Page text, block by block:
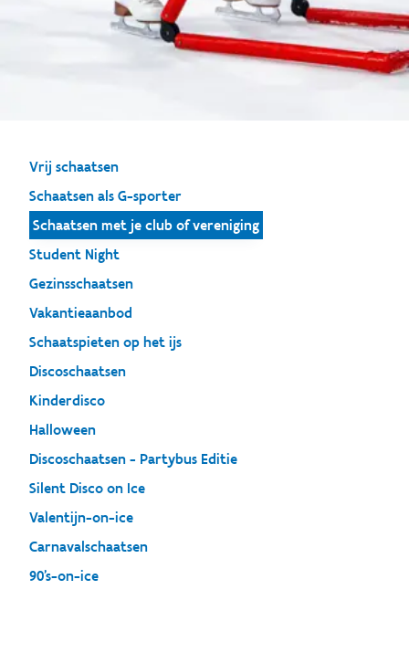
Vrij schaatsen
Schaatsen als G-sporter
Schaatsen met je club of vereniging
Student Night
Gezinsschaatsen
Vakantieaanbod
Schaatspieten op het ijs
Discoschaatsen
Kinderdisco
Halloween
Discoschaatsen - Partybus Editie
Silent Disco on Ice
Valentijn-on-ice
Carnavalschaatsen
90's-on-ice